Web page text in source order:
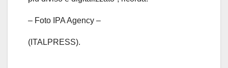
– Foto IPA Agency –
(ITALPRESS).